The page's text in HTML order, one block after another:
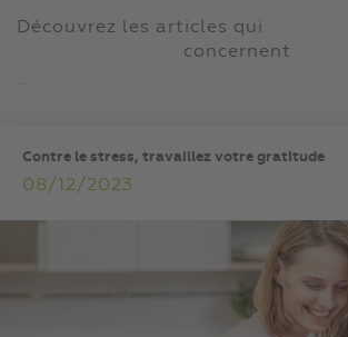
Découvrez les articles qui
concernent
...
Contre le stress, travaillez votre gratitude
08/12/2023